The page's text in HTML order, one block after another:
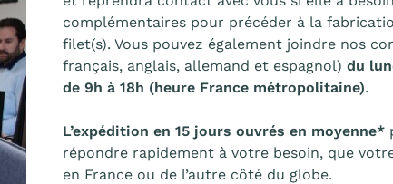
complémentaires pour précéder à la
filet(s). Vous pouvez également joindre nos
français, anglais, allemand et espagnol) du
de 9h à 18h (heure France métropolitaine).
L’expédition en 15 jours ouvrés en moyenne*
répondre rapidement à votre besoin, que
en France ou de l’autre côté du globe.